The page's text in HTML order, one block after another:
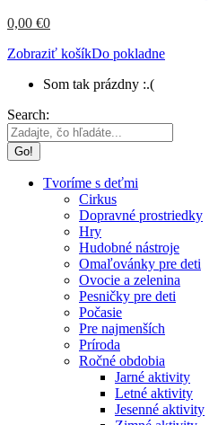
0,00 €0
Zobraziť košíkDo pokladne
Som tak prázdny :.(
Search:
Tvoríme s deťmi
Cirkus
Dopravné prostriedky
Hry
Hudobné nástroje
Omaľovánky pre deti
Ovocie a zelenina
Pesničky pre deti
Počasie
Pre najmenších
Príroda
Ročné obdobia
Jarné aktivity
Letné aktivity
Jesenné aktivity